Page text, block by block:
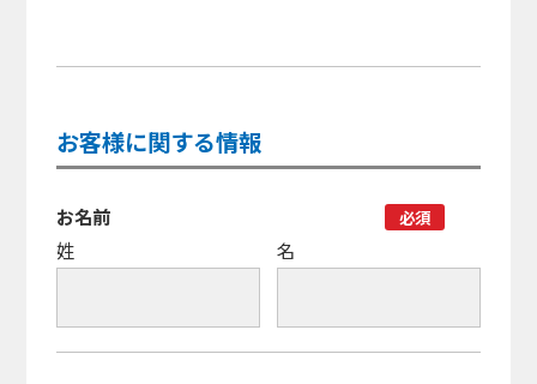
お客様に関する情報
お名前 必須
姓 名